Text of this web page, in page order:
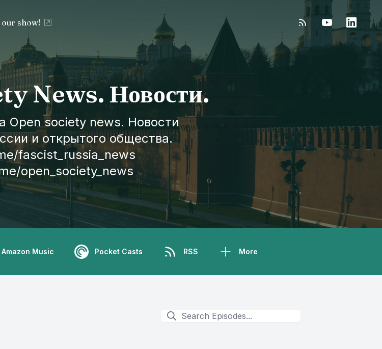
show!
News. Новости.
Open society news. Новости
и открытого общества.
fascist_russia_news
open_society_news
Amazon Music Pocket Casts RSS More